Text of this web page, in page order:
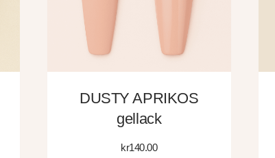
DUSTY APRIKOS
gellack
kr140.00